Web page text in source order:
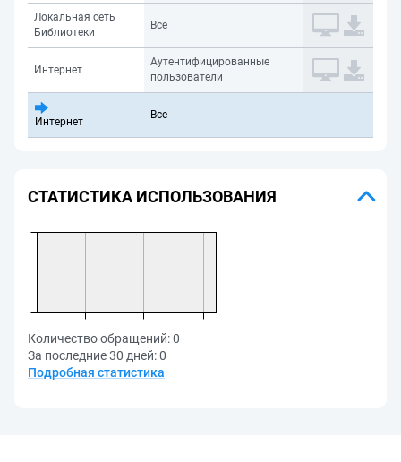
Локальная сеть
Библиотеки
Все
Интернет
Аутентифицированные
пользователи
Интернет
Все
СТАТИСТИКА ИСПОЛЬЗОВАНИЯ
Количество обращений:0
За последние 30 дней:0
Подробная статистика